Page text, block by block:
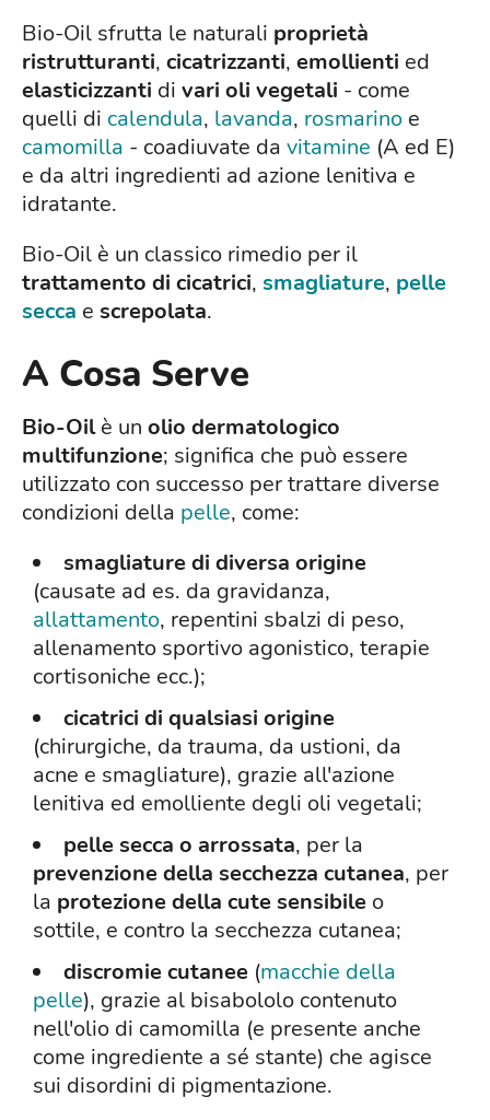
Bio-Oil sfrutta le naturali proprietà
ristrutturanti, cicatrizzanti, emollienti ed
elasticizzanti di vari oli vegetali - come
quelli di calendula, lavanda, rosmarino e
camomilla - coadiuvate da vitamine (A ed E)
e da altri ingredienti ad azione lenitiva e
idratante.
Bio-Oil è un classico rimedio per il
trattamento di cicatrici, smagliature, pelle
secca e screpolata.
A Cosa Serve
Bio-Oilè un olio dermatologico
multifunzione; significa che può essere
utilizzato con successo per trattare diverse
condizioni della pelle, come:
smagliature di diversa origine
(causate ad es. da gravidanza,
allattamento, repentini sbalzi di peso,
allenamento sportivo agonistico, terapie
cortisoniche ecc.);
cicatrici di qualsiasi origine
(chirurgiche, da trauma, da ustioni, da
acne e smagliature), grazie all'azione
lenitiva ed emolliente degli oli vegetali;
pelle secca o arrossata, per la
prevenzione della secchezza cutanea, per
la protezione della cute sensibile o
sottile, e contro la secchezza cutanea;
discromie cutanee (macchie della
pelle), grazie al bisabololo contenuto
nell'olio di camomilla (e presente anche
come ingrediente a sé stante) che agisce
sui disordini di pigmentazione.